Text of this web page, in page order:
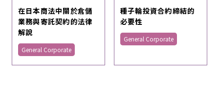
在日本商法中關於倉儲
業務與寄託契約的法律
解說
General Corporate
種子輪投資合約締結的
必要性
General Corporate